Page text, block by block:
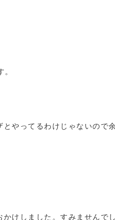
とやってるわけじゃないので
けしました。すみませんでし